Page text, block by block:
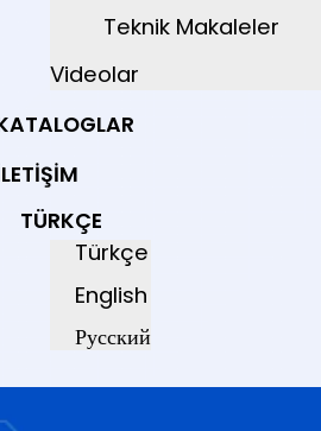
Teknik Makaleler
Videolar
TÜRKÇE
Türkçe
English
Русский